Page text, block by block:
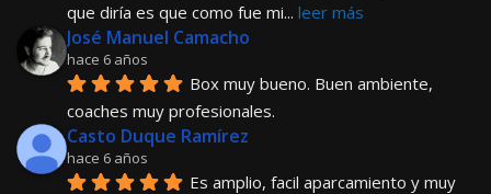
que diría es que como fue mi... leer más
José Manuel Camacho
hace 6 años
Box muy bueno. Buen ambiente,
coaches muy profesionales.
Casto Duque Ramírez
hace 6 años
Es amplio, facil aparcamiento y muy